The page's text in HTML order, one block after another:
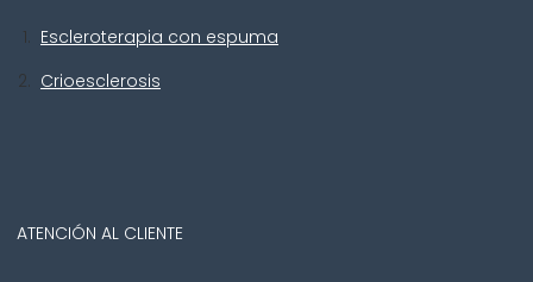
Escleroterapia con espuma
Crioesclerosis
ATENCIÓN AL CLIENTE